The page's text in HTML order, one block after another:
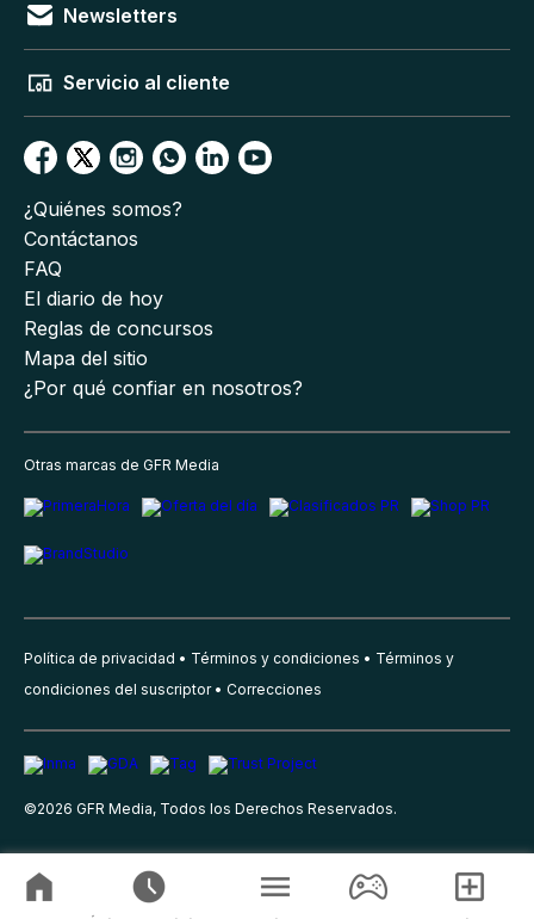
Newsletters
Servicio al cliente
¿Quiénes somos?
Contáctanos
FAQ
El diario de hoy
Reglas de concursos
Mapa del sitio
¿Por qué confiar en nosotros?
Otras marcas de GFR Media
Política de privacidad Términos y condiciones
Términos y
condiciones del suscriptor
Correcciones
©2026 GFR Media, Todos los Derechos Reservados.